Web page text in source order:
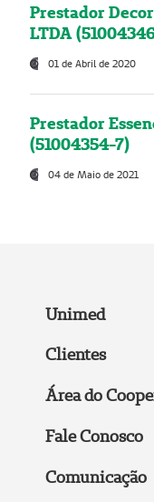
Prestador
LTDA
01 de Abril de 2020
Prestador
(51004354-7)
04 de Maio de 2021
Unimed
Clientes
Área do
Fale Conosco
Comunicação